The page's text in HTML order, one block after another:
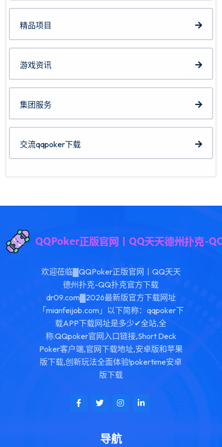
精品项目
游戏资讯
集团服务
交流qqpoker下载
欢迎莅临▓QQPoker正版官网丨QQ天天
德州扑克-QQ扑克官方下载
dr09.com▓2026最新版官方下载网址
「mianfeijob.com」以下简称：qqpoker下
载APP下载网址是多少✔全站,全
称:QQpoker官网入口链接,Short Deck
Poker客户端,官网下载地址,安卓版和苹果
版下载,创新玩法全面体验!pokertime安卓
版下载
导航